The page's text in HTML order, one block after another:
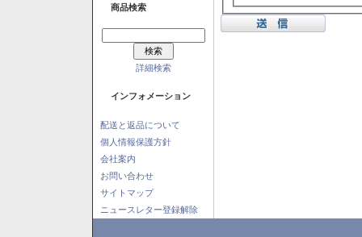
商品検索
詳細検索
インフォメーション
配送と返品について
個人情報保護方針
会社案内
お問い合わせ
サイトマップ
ニュースレター登録解除